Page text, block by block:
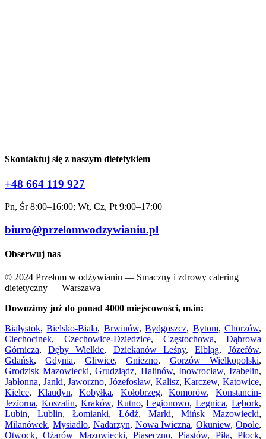
Skontaktuj się z naszym dietetykiem
+48 664 119 927
Pn, Śr 8:00–16:00; Wt, Cz, Pt 9:00–17:00
biuro@przelomwodzywianiu.pl
Obserwuj nas
© 2024 Przełom w odżywianiu — Smaczny i zdrowy catering
dietetyczny — Warszawa
Dowozimy już do ponad 4000 miejscowości, m.in:
Białystok,Bielsko-Biała, Brwinów,Bydgoszcz, Bytom,Chorzów,
Ciechocinek, Czechowice-Dziedzice, Częstochowa, Dąbrowa
Górnicza,Dęby Wielkie, Dziekanów Leśny, Elbląg,Józefów,
Gdańsk,Gdynia, Gliwice,Gniezno, Gorzów Wielkopolski,
Grodzisk Mazowiecki,Grudziądz, Halinów, Inowrocław,Izabelin,
Jabłonna, Janki,Jaworzno,Józefosław, Kalisz,Karczew,Katowice,
Kielce, Klaudyn,Kobyłka, Kołobrzeg,Komorów,Konstancin-
Jeziorna, Koszalin, Kraków, Kutno,Legionowo,Legnica,Lębork,
Lubin, Lublin, Łomianki, Łódź, Marki, Mińsk Mazowiecki,
Milanówek, Mysiadło, Nadarzyn, Nowa Iwiczna,Okuniew,Opole,
Otwock,Ożarów Mazowiecki,Piaseczno,Piastów, Piła,Płock,